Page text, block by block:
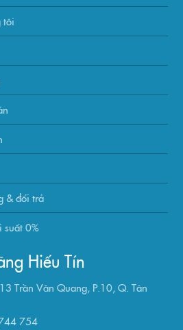
tôi
& đổi trả
suất 0%
Hiếu Tín
Trần Văn Quang, P.10, Q. Tân
754